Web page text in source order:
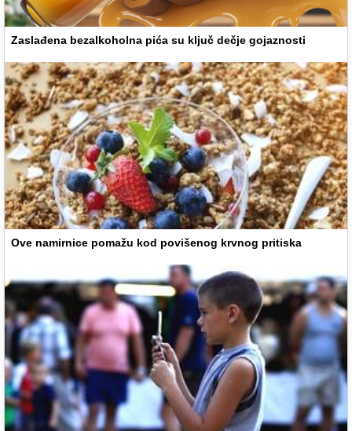
Zaslađena bezalkoholna pića su ključ dečje gojaznosti
Ove namirnice pomažu kod povišenog krvnog pritiska